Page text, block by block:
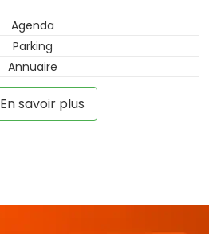
Agenda
Parking
Annuaire
En savoir plus